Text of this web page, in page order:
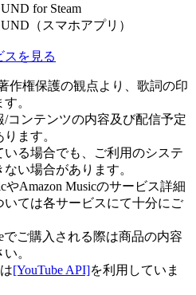
for Steam
（スマホアプリ）
スを見る
作権保護の観点より、歌詞の印
。
コンテンツの内容及び配信予定
ます。
る場合でも、ご利用のシステ
い場合があります。
やAmazon Musicのサービス詳細
ては各サービスにて十分にご
でご購入される際は商品の内容
。
[YouTube API]を利用していま